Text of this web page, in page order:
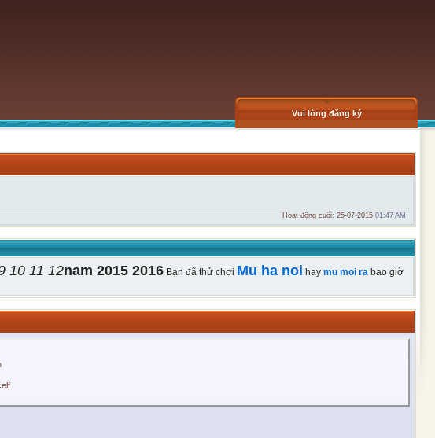
Vui lòng đăng ký
Hoạt động cuối: 25-07-2015 01:47 AM
10 11 12nam 2015 2016 Bạn đã thử chơi Mu ha noi hay mu moi ra bao giờ